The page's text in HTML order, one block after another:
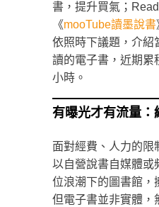
書，提升買氣；
《mooTube讀墨說書
依照時下議題，介紹
讀的電子書，近期累
小時。
有曝光才有流量：
面對經費、人力的限
以自營說書自媒體或
位浪潮下的圖書館，
但電子書並非實體，